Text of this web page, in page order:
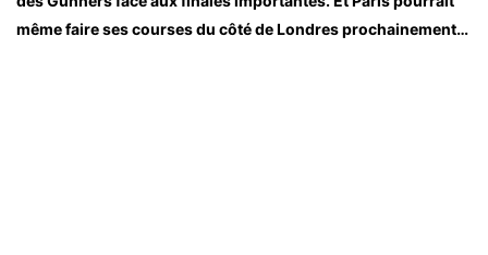
même faire ses courses du côté de Londres prochainement…